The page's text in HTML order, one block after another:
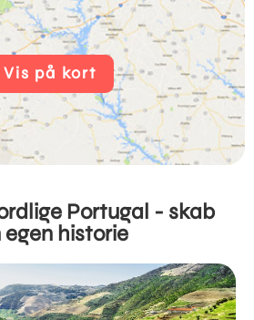
Vis på kort
Portugal - skab
egen historie